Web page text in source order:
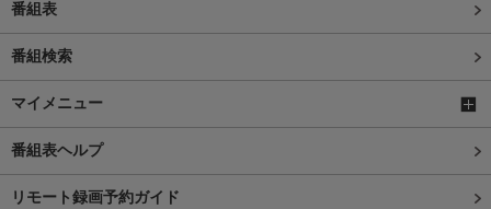
番組表
番組検索
マイメニュー
番組表ヘルプ
リモート録画予約ガイド